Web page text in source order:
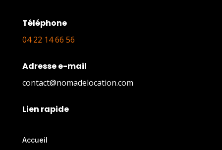
Téléphone
04 22 14 66 56
Adresse e-mail
contact@nomadelocation.com
Lien rapide
Accueil